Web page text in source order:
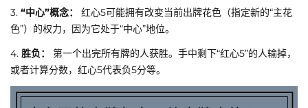
3. “中心”概念：
红心5可能拥有改变当前出牌花色（指定新的“主花
色”）的权力，因为它处于“中心”地位。
4. 胜负：
第一个出完所有牌的人获胜。手中剩下“红心5”的人输掉，
或者计算分数，红心5代表负5分等。